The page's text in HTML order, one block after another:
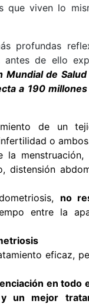
que viven lo
profundas
de ello
Mundial de
a 190
de un
o
menstruación,
no
entre la
eficaz,
en todo
y un mejor